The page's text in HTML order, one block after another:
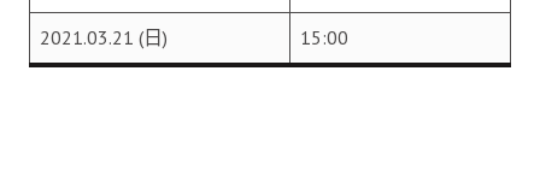
2021.03.21 (日) 15:00